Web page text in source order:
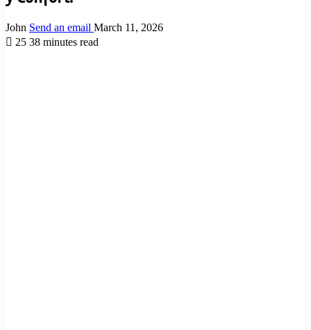
John Send an email March 11, 2026
25 38 minutes read